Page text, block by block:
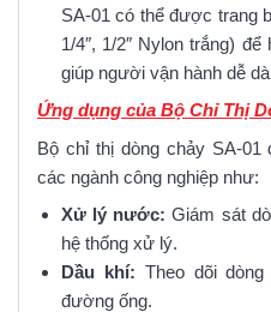
SA-01 có thể được trang
1/4″, 1/2″ Nylon trắng)
giúp người vận hành dễ
Ứng dụng của Bộ Chỉ Thị
Bộ chỉ thị dòng chảy SA-
các ngành công nghiệp như:
Xử lý nước: Giám sát
hệ thống xử lý.
Dầu khí: Theo dõi
đường ống.